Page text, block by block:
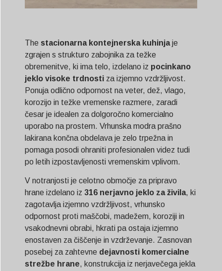
The stacionarna kontejnerska kuhinjaje
zgrajen s strukturo zabojnika za težke
obremenitve, ki ima telo, izdelano iz pocinkano
jeklo visoke trdnosti za izjemno vzdržljivost.
Ponuja odlično odpornost na veter, dež, vlago,
korozijo in težke vremenske razmere, zaradi
česar je idealen za dolgoročno komercialno
uporabo na prostem. Vrhunska modra prašno
lakirana končna obdelava je zelo trpežna in
pomaga posodi ohraniti profesionalen videz tudi
po letih izpostavljenosti vremenskim vplivom.
V notranjosti je celotno območje za pripravo
hrane izdelano iz 316 nerjavno jeklo za živila, ki
zagotavlja izjemno vzdržljivost, vrhunsko
odpornost proti maščobi, madežem, koroziji in
vsakodnevni obrabi, hkrati pa ostaja izjemno
enostaven za čiščenje in vzdrževanje. Zasnovan
posebej za zahtevne dejavnosti komercialne
strežbe hrane, konstrukcija iz nerjavečega jekla